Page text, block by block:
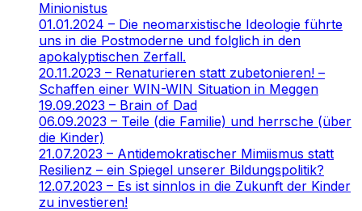
Minionistus
01.01.2024 – Die neomarxistische Ideologie führte
uns in die Postmoderne und folglich in den
apokalyptischen Zerfall.
20.11.2023 – Renaturieren statt zubetonieren! –
Schaffen einer WIN-WIN Situation in Meggen
19.09.2023 – Brain of Dad
06.09.2023 – Teile (die Familie) und herrsche (über
die Kinder)
21.07.2023 – Antidemokratischer Mimiismus statt
Resilienz – ein Spiegel unserer Bildungspolitik?
12.07.2023 – Es ist sinnlos in die Zukunft der Kinder
zu investieren!